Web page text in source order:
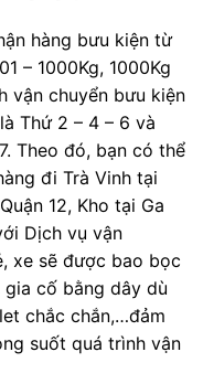
hàng bưu kiện từ
– 1000Kg, 1000Kg
vận chuyển bưu kiện
Thứ 2 – 4 – 6 và
Theo đó, bạn có thể
đi Trà Vinh tại
12, Kho tại Ga
Dịch vụ vận
xe sẽ được bao bọc
cố bằng dây dù
chắc chắn,…đảm
suốt quá trình vận